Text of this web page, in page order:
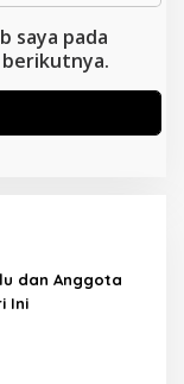
saya pada
dan Anggota
Ini